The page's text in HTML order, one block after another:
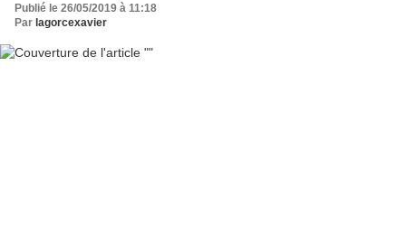
Publié le 26/05/2019 à 11:18
Par lagorcexavier